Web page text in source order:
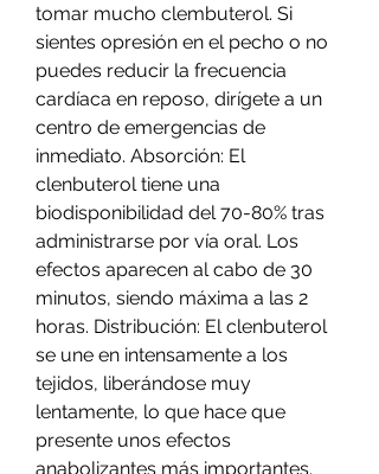
tomar mucho clembuterol. Si
sientes opresión en el pecho o no
puedes reducir la frecuencia
cardíaca en reposo, dirígete a un
centro de emergencias de
inmediato. Absorción: El
clenbuterol tiene una
biodisponibilidad del 70-80% tras
administrarse por vía oral. Los
efectos aparecen al cabo de 30
minutos, siendo máxima a las 2
horas. Distribución: El clenbuterol
se une en intensamente a los
tejidos, liberándose muy
lentamente, lo que hace que
presente unos efectos
anabolizantes más importantes.